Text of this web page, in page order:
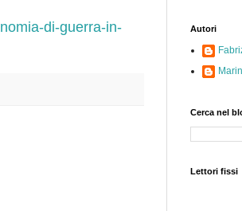
di-guerra-in-
Autori
Cerca nel
Lettori fissi